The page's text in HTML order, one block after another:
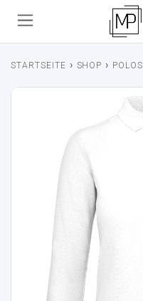
STARTSEITE › SHOP › POLOS